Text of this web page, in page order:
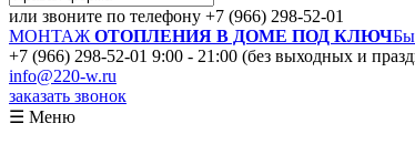
или звоните по телефону +7 (966) 298-52-01
МОНТАЖ ОТОПЛЕНИЯ В ДОМЕ ПОД КЛЮЧ
+7 (966) 298-52-01 9:00 - 21:00 (без выходных и
info@220-w.ru
заказать звонок
☰ Меню